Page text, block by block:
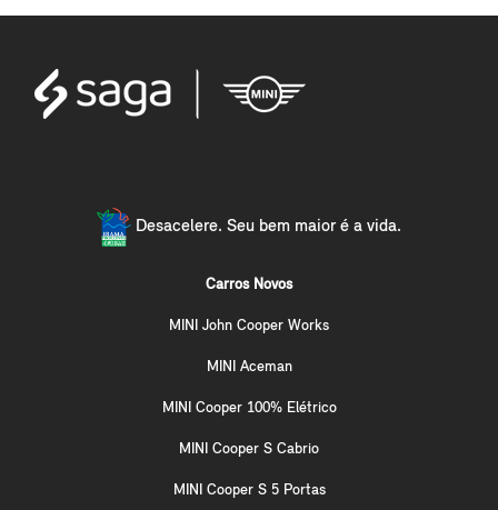
Desacelere. Seu bem maior é a vida.
Carros Novos
MINI John Cooper Works
MINI Aceman
MINI Cooper 100% Elétrico
MINI Cooper S Cabrio
MINI Cooper S 5 Portas